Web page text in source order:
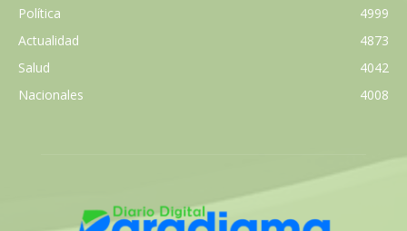
Política
4999
Actualidad
4873
Salud
4042
Nacionales
4008